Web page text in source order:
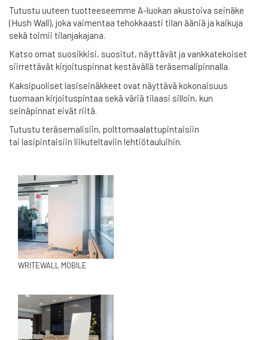
Tutustu uuteen tuotteeseemme A-luokan akustoiva seinäke
(Hush Wall), joka vaimentaa tehokkaasti tilan ääniä ja kaikuja
sekä toimii tilanjakajana.
Katso omat suosikkisi, suositut, näyttävät ja vankkatekoiset
siirrettävät kirjoituspinnat kestävällä teräsemalipinnalla.
Kaksipuoliset lasiseinäkkeet ovat näyttävä kokonaisuus
tuomaan kirjoituspintaa sekä väriä tilaasi silloin, kun
seinäpinnat eivät riitä.
Tutustu teräsemalisiin, polttomaalattupintaisiin
tai lasipintaisiin liikuteltaviin lehtiötauluihin.
WRITEWALL MOBILE